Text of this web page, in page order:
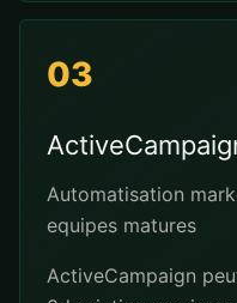
03
Automatisation
equipes matures
ActiveCampaign